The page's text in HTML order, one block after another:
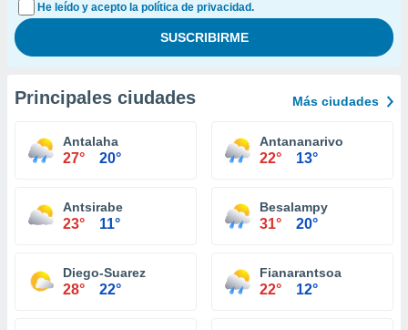
He leído y acepto la política de privacidad.
Principales ciudades Más ciudades
Antalaha
27° 20°
Antananarivo
22° 13°
Antsirabe
23° 11°
Besalampy
31° 20°
Diego-Suarez
28° 22°
Fianarantsoa
22° 12°